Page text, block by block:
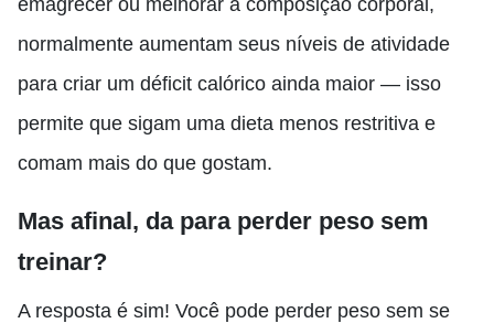
emagrecer ou melhorar a composição corporal,
normalmente aumentam seus níveis de atividade
para criar um déficit calórico ainda maior — isso
permite que sigam uma dieta menos restritiva e
comam mais do que gostam.
Mas afinal, da para perder peso sem
treinar?
A resposta é sim! Você pode perder peso sem se